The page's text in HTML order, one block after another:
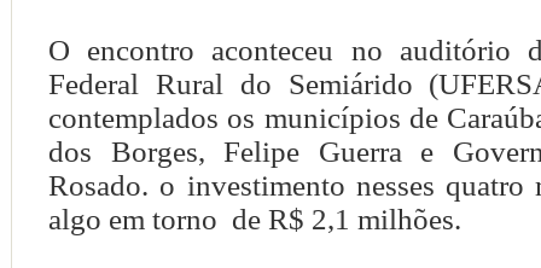
O encontro aconteceu no auditório
Federal Rural do Semiárido
contemplados os municípios de
dos Borges, Felipe Guerra e
Rosado. o investimento nesses
algo em torno de R$ 2,1 milhões.